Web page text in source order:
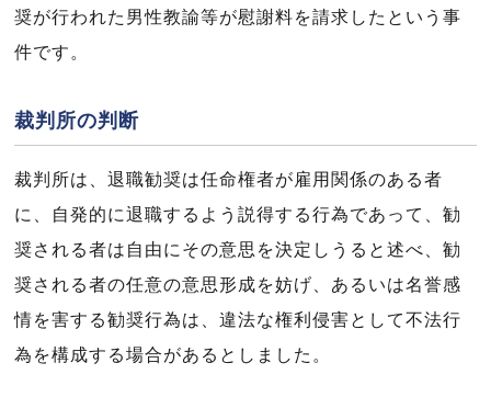
奨が行われた男性教諭等が慰謝料を請求したという事
件です。
裁判所の判断
裁判所は、退職勧奨は任命権者が雇用関係のある者
に、自発的に退職するよう説得する行為であって、勧
奨される者は自由にその意思を決定しうると述べ、勧
奨される者の任意の意思形成を妨げ、あるいは名誉感
情を害する勧奨行為は、違法な権利侵害として不法行
為を構成する場合があるとしました。